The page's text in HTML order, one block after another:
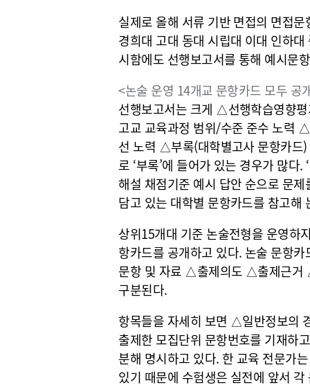
실제로 올해 서류 기반 면접의 면접
경희대 고대 동대 시립대 이대 인하
시함에도 선행보고서를 통해 예시문
<논술 운영 14개교 문항카드 모두 공
선행보고서는 크게 △선행학습영향
고교 교육과정 범위/수준 준수 노력
선 노력 △부록(대학별고사 문항카드
로 ‘부록’에 들어가 있는 경우가 많다
해설 채점기준 예시 답안 순으로 문
담고 있는 대학별 문항카드를 참고해
상위15개대 기준 논술전형을 운영하
항카드를 공개하고 있다. 논술 문항
문항 및 자료 △출제의도 △출제근
구분된다.
항목들을 자세히 보면 △일반정보의
출제한 모집단위 문항번호를 기재하
분해 명시하고 있다. 한 교육 전문가
있기 때문에 수험생은 실전에 앞서